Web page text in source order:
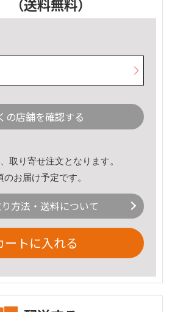
（送料無料）
の店舗を確認する
取り寄せ注文となります。
のお届け予定です。
方法・送料について
ートに入れる